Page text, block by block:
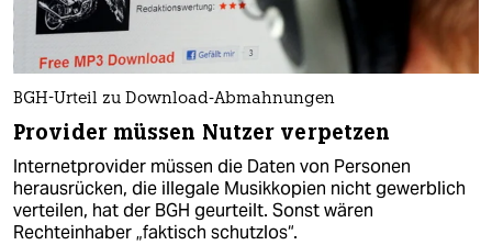
BGH-Urteil zu Download-Abmahnungen
Provider müssen Nutzer verpetzen
Internetprovider müssen die Daten von Personen
herausrücken, die illegale Musikkopien nicht gewerblich
verteilen, hat der BGH geurteilt. Sonst wären
Rechteinhaber „faktisch schutzlos“.